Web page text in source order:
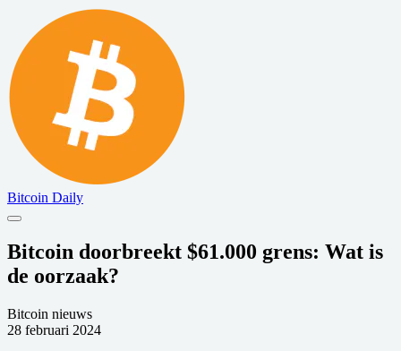
Bitcoin Daily
Bitcoin doorbreekt $61.000 grens: Wat is
de oorzaak?
Bitcoin nieuws
28 februari 2024